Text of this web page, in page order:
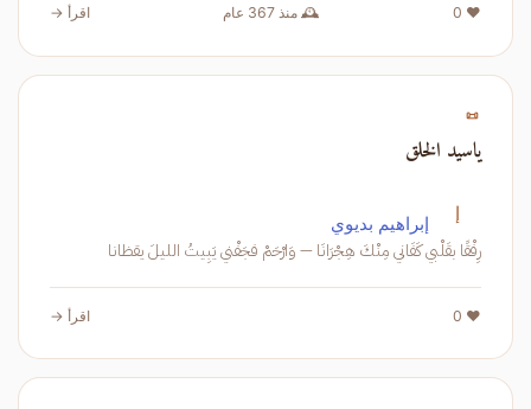
❤️ 0 🕰️ منذ 367 عام اقرأ →
📜
ياسيد الخلق
إ إبراهيم بديوي
رِفْقًا بقَلْبي كَفَاني مِنْكَ هِجْرَانَا — وَارْحَمْ فجَفْني يَبِيتُ الليلَ يقظانا
❤️ 0 اقرأ →